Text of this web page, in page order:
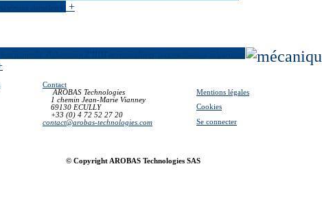
complexes)
+
élaboration d’IHM personnalisées, automatisation, intégration
Contact
AROBAS Technologies
1 chemin Jean-Marie Vianney
69130 ECULLY
+33 (0) 4 72 52 27 20
contact@arobas-technologies.com
Mentions légales
Cookies
Se connecter
© Copyright AROBAS Technologies SAS